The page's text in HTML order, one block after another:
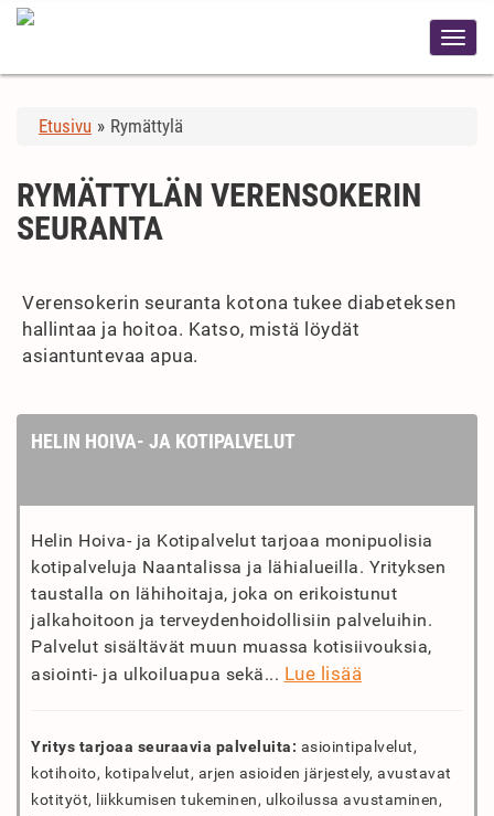
Etusivu » Rymättylä
RYMÄTTYLÄN VERENSOKERIN
SEURANTA
Verensokerin seuranta kotona tukee diabeteksen
hallintaa ja hoitoa. Katso, mistä löydät
asiantuntevaa apua.
HELIN HOIVA- JA KOTIPALVELUT
Helin Hoiva- ja Kotipalvelut tarjoaa monipuolisia
kotipalveluja Naantalissa ja lähialueilla. Yrityksen
taustalla on lähihoitaja, joka on erikoistunut
jalkahoitoon ja terveydenhoidollisiin palveluihin.
Palvelut sisältävät muun muassa kotisiivouksia,
asiointi- ja ulkoiluapua sekä... Lue lisää
Yritys tarjoaa seuraavia palveluita: asiointipalvelut,
kotihoito, kotipalvelut, arjen asioiden järjestely, avustavat
kotityöt, liikkumisen tukeminen, ulkoilussa avustaminen,